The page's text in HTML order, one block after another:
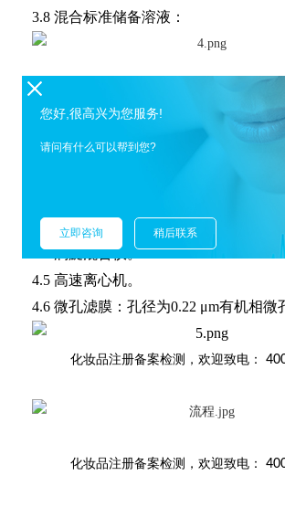
3.8 混合标准储备溶液：
4.3 超声波清洗器。
4.4 涡旋混合仪。
4.5 高速离心机。
4.6 微孔滤膜：孔径为0.22 μm有机相微
化妆品注册备案检测 ，欢迎致电：
化妆品注册备案检测 ，欢迎致电：
您好,很高兴为您服务!
请问有什么可以帮到您?
立即咨询 稍后联系